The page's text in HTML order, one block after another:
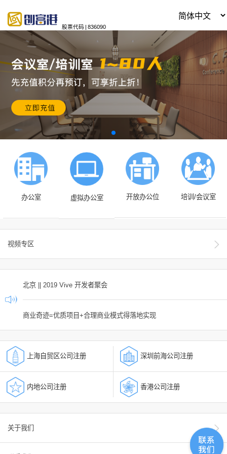
股票代码 | 836090
办公室 虚拟办公室 开放办公位 培训/会议室
视频专区
北京 || 2019 Vive 开发者聚会
商业奇迹=优质项目+合理商业模式得落地实现
上海自贸区公司注册 深圳前海公司注册
内地公司注册 香港公司注册
关于我们